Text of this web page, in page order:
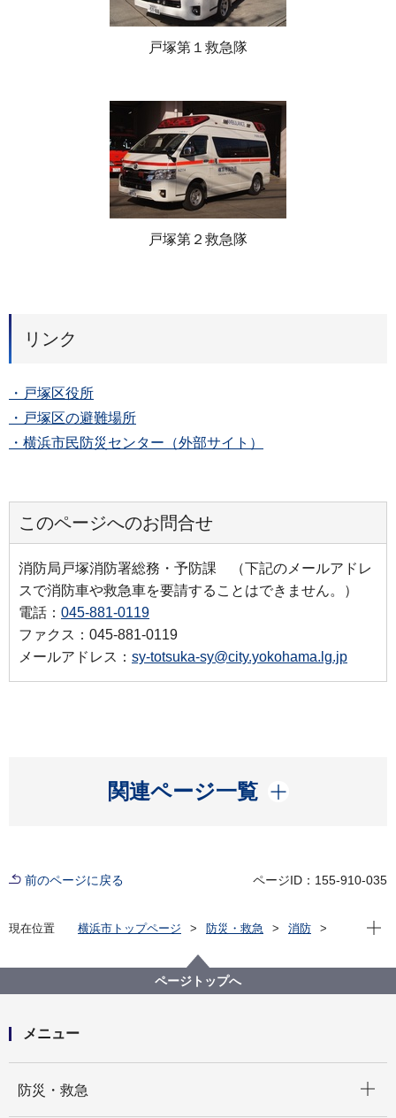
戸塚第１救急隊
戸塚第２救急隊
リンク
・戸塚区役所
・戸塚区の避難場所
・横浜市民防災センター（外部サイト）
このページへのお問合せ
消防局戸塚消防署総務・予防課 （下記のメールアドレ
スで消防車や救急車を要請することはできません。）
電話： 045-881-0119
ファクス：045-881-0119
メールアドレス： sy-totsuka-sy@city.yokohama.lg.jp
関連ページ一覧
開く
前のページに戻る ページID：155-910-035
現在位置 横浜市トップページ 防災・救急
消防
現在
ページトップへ
メニュー
防災・救急